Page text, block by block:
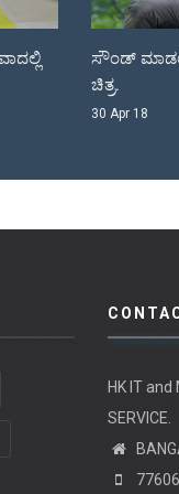
ಸೌಂಡ್ ಮಾಡಲು ಬರುತ್ತಿದೆ
HK IT and
SERVICE.